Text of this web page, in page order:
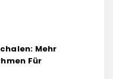
Mehr
Für